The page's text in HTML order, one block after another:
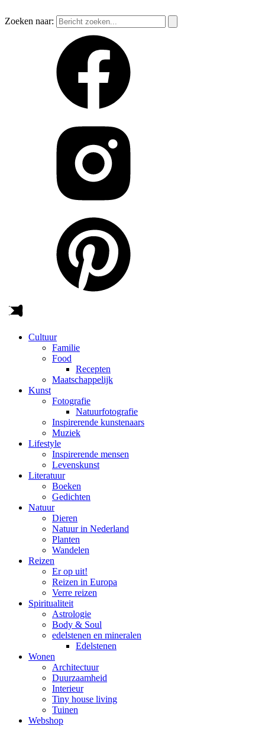
Zoeken naar:
Cultuur
Familie
Food
Recepten
Maatschappelijk
Kunst
Fotografie
Natuurfotografie
Inspirerende kunstenaars
Muziek
Lifestyle
Inspirerende mensen
Levenskunst
Literatuur
Boeken
Gedichten
Natuur
Dieren
Natuur in Nederland
Planten
Wandelen
Reizen
Er op uit!
Reizen in Europa
Verre reizen
Spiritualiteit
Astrologie
Body & Soul
edelstenen en mineralen
Edelstenen
Wonen
Architectuur
Duurzaamheid
Interieur
Tiny house living
Tuinen
Webshop